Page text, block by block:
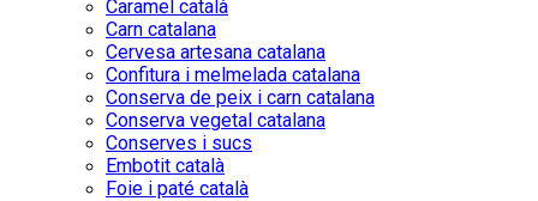
Caramel català
Carn catalana
Cervesa artesana catalana
Confitura i melmelada catalana
Conserva de peix i carn catalana
Conserva vegetal catalana
Conserves i sucs
Embotit català
Foie i paté català